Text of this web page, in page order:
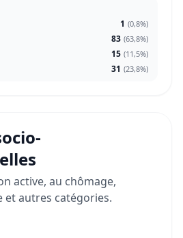
1 (0,8%)
83 (63,8%)
15 (11,5%)
31 (23,8%)
active, au chômage,
autres catégories.